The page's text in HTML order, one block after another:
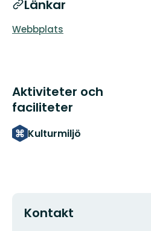
Länkar
Webbplats
Aktiviteter och
faciliteter
Kulturmiljö
Kontakt